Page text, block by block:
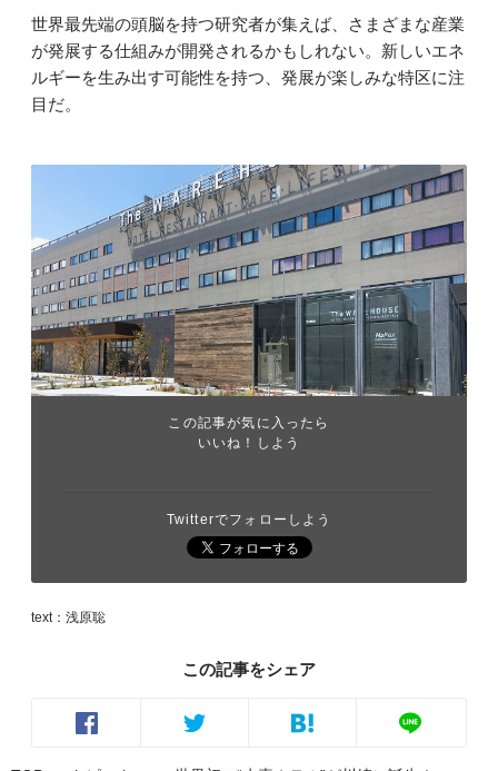
世界最先端の頭脳を持つ研究者が集えば、さまざまな産業
が発展する仕組みが開発されるかもしれない。新しいエネ
ルギーを生み出す可能性を持つ、発展が楽しみな特区に注
目だ。
この記事が気に入ったら
いいね！しよう
Twitterでフォローしよう
text：浅原聡
この記事をシェア